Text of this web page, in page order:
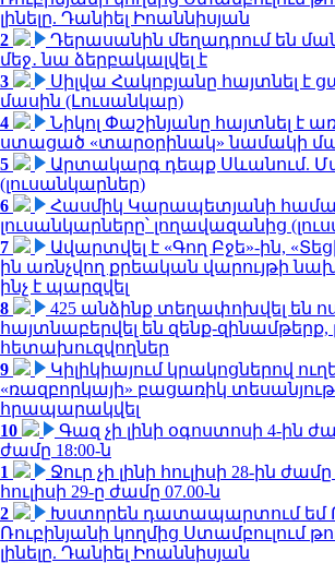
լինելը. Դանիել Իոաննիսյան
2
Դերասանին մեղադրում են
մեջ․ նա ձերբակալվել է
3
Սիլվա Հակոբյանը հայտնել է
մասին (Լուսանկար)
4
Նիկոլ Փաշինյանը հայտնել է
ստացած «տարօրինակ» նամակի
5
Արտակարգ դեպք Սևանում.
(լուսանկարներ)
6
Հասմիկ Կարապետյանի
լուսանկարները՝ լողավազանից
7
Ավարտվել է «Գող Բջե»-ին,
ին առնչվող քրեական վարույթի
ինչ է պարզվել
8
425 անձինք տեղափոխվել են
հայտնաբերվել են զենք-
հետախուզվողներ
9
Կիլիկիայում կրակոցներով
«ռազբորկայի» բացառիկ տեսանյութ
հրապարակվել
10
Գազ չի լինի օգոստոսի 4-ին
ժամը 18:00-ն
1
Ջուր չի լինի հուլիսի 28-ին
հուլիսի 29-ը ժամը 07.00-ն
2
Խստորեն դատապարտում եմ
Ռուբինյանի կողմից Ստամբուլում
լինելը. Դանիել Իոաննիսյան